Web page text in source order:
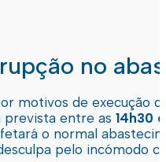
no
motivos de execução
prevista entre as 14h30
o normal
pelo incómodo